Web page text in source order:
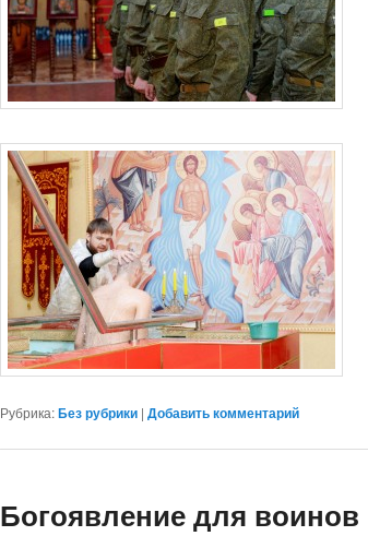
Рубрика:Без рубрики | Добавить комментарий
Богоявление для воинов